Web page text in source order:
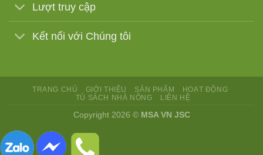
Lượt truy cập
Kết nối với Chúng tôi
TRANG CHỦ GIỚI THIỆU SẢN PHẨM
HOẠT ĐỘNG
TỦ SÁCH NHÀ NÔNG
LIÊN HỆ
Copyright 2026 © MSA VN JSC